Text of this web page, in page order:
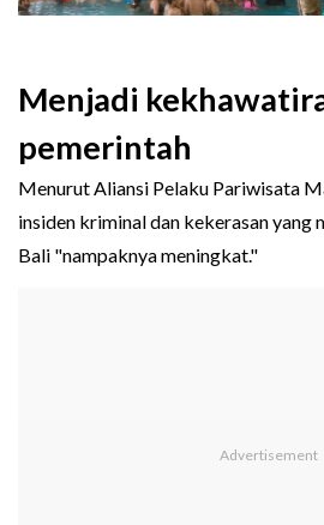
Menjadi
pemerintah
Menurut Aliansi Pelaku Pariwisata
insiden kriminal dan kekerasan yang
Bali "nampaknya meningkat."